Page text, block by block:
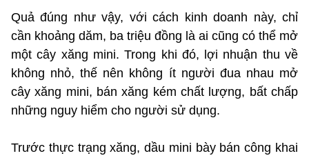
Quả đúng như vậy, với cách kinh doanh này, chỉ
cần khoảng dăm, ba triệu đồng là ai cũng có thể mở
một cây xăng mini. Trong khi đó, lợi nhuận thu về
không nhỏ, thế nên không ít người đua nhau mở
cây xăng mini, bán xăng kém chất lượng, bất chấp
những nguy hiểm cho người sử dụng.
Trước thực trạng xăng, dầu mini bày bán công khai